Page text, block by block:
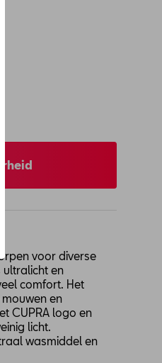
voor diverse
ultralicht en
comfort. Het
en
CUPRA logo en
licht.
wasmiddel en